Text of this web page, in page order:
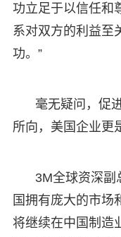
功立足于以信任和
系对双方的利益至
功。”
毫无疑问，促
所向，美国企业更
3M全球资深副
国拥有庞大的市场
将继续在中国制造